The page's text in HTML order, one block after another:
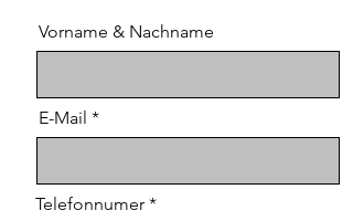
Vorname & Nachname
E-Mail
Telefonnumer